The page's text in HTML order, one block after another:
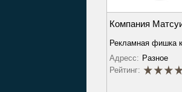
Компания
Рекламная фишка
Адресс: Разное
Рейтинг: